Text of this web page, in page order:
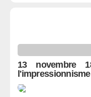
13 novembre
l'impressionnisme